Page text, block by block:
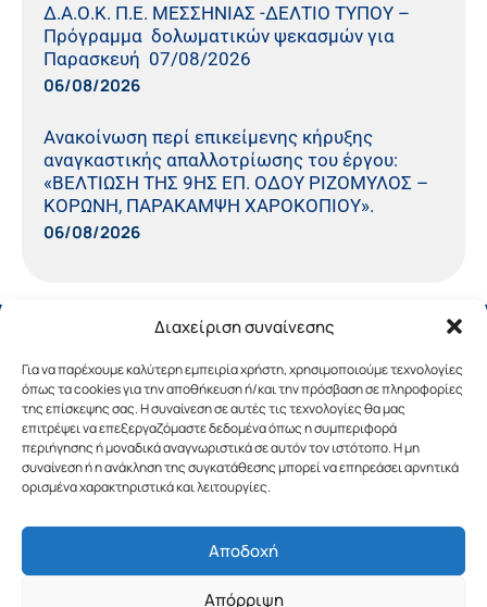
Διαχείριση συναίνεσης
Για να παρέχουμε καλύτερη εμπειρία χρήστη, χρησιμοποιούμε τεχνολογίες
όπως τα cookies για την αποθήκευση ή/και την πρόσβαση σε πληροφορίες
της επίσκεψης σας. Η συναίνεση σε αυτές τις τεχνολογίες θα μας
επιτρέψει να επεξεργαζόμαστε δεδομένα όπως η συμπεριφορά
περιήγησης ή μοναδικά αναγνωριστικά σε αυτόν τον ιστότοπο. Η μη
συναίνεση ή η ανάκληση της συγκατάθεσης μπορεί να επηρεάσει αρνητικά
ορισμένα χαρακτηριστικά και λειτουργίες.
Αποδοχή
Απόρριψη
Δ.Α.Ο.Κ. Π.Ε. ΜΕΣΣΗΝΙΑΣ -ΔΕΛΤΙΟ ΤΥΠΟΥ –
Πρόγραμμα δολωματικών ψεκασμών για
Παρασκευή 07/08/2026
06/08/2026
Ανακοίνωση περί επικείμενης κήρυξης
αναγκαστικής απαλλοτρίωσης του έργου:
«ΒΕΛΤΙΩΣΗ ΤΗΣ 9ΗΣ ΕΠ. ΟΔΟΥ ΡΙΖΟΜΥΛΟΣ –
ΚΟΡΩΝΗ, ΠΑΡΑΚΑΜΨΗ ΧΑΡΟΚΟΠΙΟΥ».
06/08/2026
Copyright © 2019 Περιφέρεια Πελοποννήσου.
Σχεδιασμός & Υλοποίηση από την